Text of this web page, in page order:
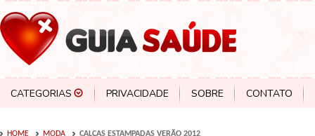
CATEGORIAS PRIVACIDADE SOBRE CONTATO
HOME MODA CALÇAS ESTAMPADAS VERÃO 2012